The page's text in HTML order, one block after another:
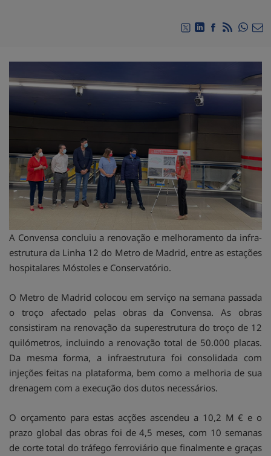
Compartir en
Compartir en
Compartir
RSS
A Convensa concluiu a renovação e melhoramento da infra-
estrutura da Linha 12 do Metro de Madrid, entre as estações
hospitalares Móstoles e Conservatório.
O Metro de Madrid colocou em serviço na semana passada
o troço afectado pelas obras da Convensa. As obras
consistiram na renovação da superestrutura do troço de 12
quilómetros, incluindo a renovação total de 50.000 placas.
Da mesma forma, a infraestrutura foi consolidada com
injeções feitas na plataforma, bem como a melhoria de sua
drenagem com a execução dos dutos necessários.
O orçamento para estas acções ascendeu a 10,2 M € e o
prazo global das obras foi de 4,5 meses, com 10 semanas
de corte total do tráfego ferroviário que finalmente e graças